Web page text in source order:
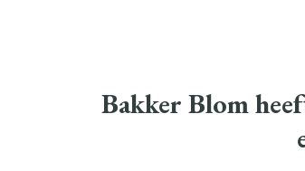
Bakker Blom